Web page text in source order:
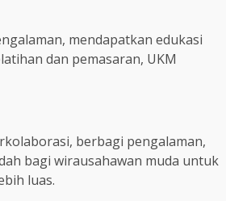
mendapatkan edukasi
dan pemasaran, UKM
berbagi pengalaman,
bagi wirausahawan muda untuk
luas.